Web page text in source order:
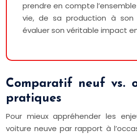
prendre en compte
vie, de sa production à son
évaluer son véritable impact
Comparatif neuf vs.
pratiques
Pour mieux appréhender les
voiture neuve par rapport à